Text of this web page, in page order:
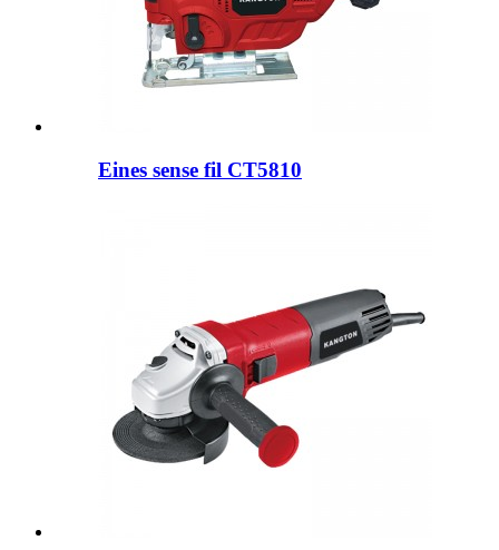
Eines sense fil CT5810